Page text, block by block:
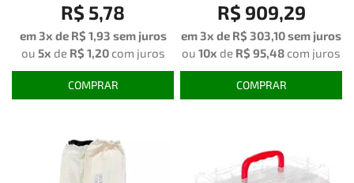
R$ 5,78
em 3x de R$ 1,93 sem juros
ou 5x de R$ 1,20 com juros
COMPRAR
R$ 909,29
em 3x de R$ 303,10sem juros
ou 10x de R$ 95,48 com juros
COMPRAR